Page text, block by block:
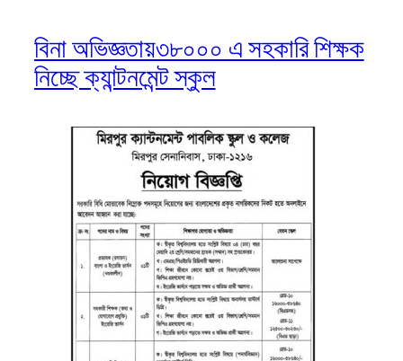
বিনা অভিজ্ঞতায়৩৮০০০ এ সহকারি শিক্ষক
নিচ্ছে ক্যান্টনমেন্ট স্কুল